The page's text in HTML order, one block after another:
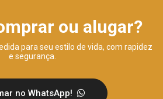
ou alugar?
para seu estilo de vida, com rapidez
e segurança.
no WhatsApp!